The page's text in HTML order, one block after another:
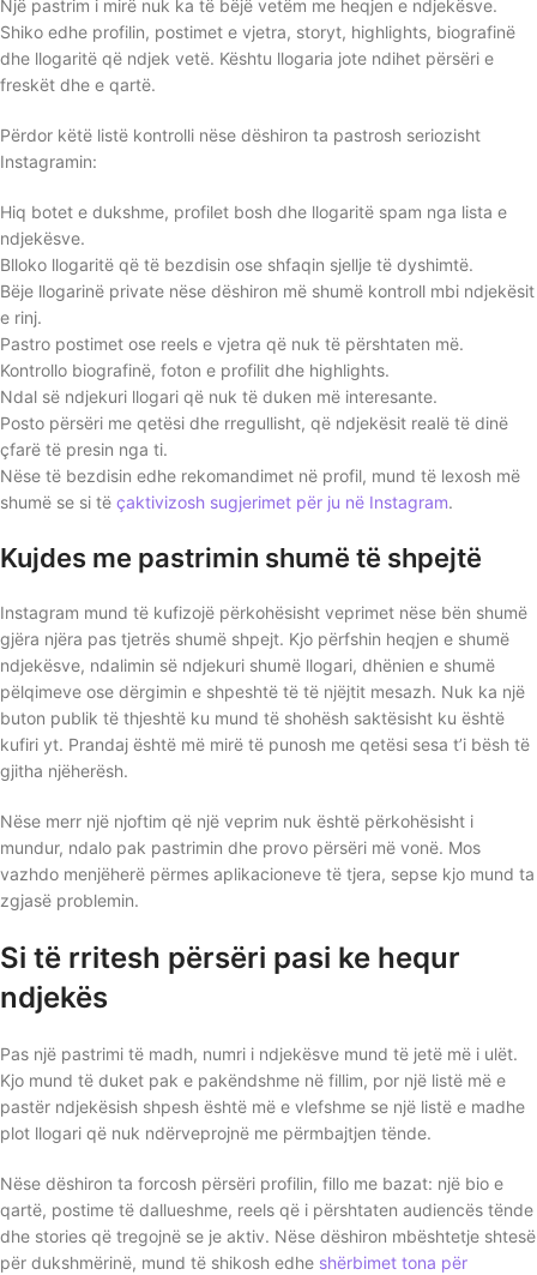
Një pastrim i mirë nuk ka të bëjë vetëm me heqjen e ndjekësve.
Shiko edhe profilin, postimet e vjetra, storyt, highlights, biografinë
dhe llogaritë që ndjek vetë. Kështu llogaria jote ndihet përsëri e
freskët dhe e qartë.
Përdor këtë listë kontrolli nëse dëshiron ta pastrosh seriozisht
Instagramin:
Hiq botet e dukshme, profilet bosh dhe llogaritë spam nga lista e
ndjekësve.
Blloko llogaritë që të bezdisin ose shfaqin sjellje të dyshimtë.
Bëje llogarinë private nëse dëshiron më shumë kontroll mbi ndjekësit
e rinj.
Pastro postimet ose reels e vjetra që nuk të përshtaten më.
Kontrollo biografinë, foton e profilit dhe highlights.
Ndal së ndjekuri llogari që nuk të duken më interesante.
Posto përsëri me qetësi dhe rregullisht, që ndjekësit realë të dinë
çfarë të presin nga ti.
Nëse të bezdisin edhe rekomandimet në profil, mund të lexosh më
shumë se si të çaktivizosh sugjerimet për ju në Instagram.
Kujdes me pastrimin shumë të shpejtë
Instagram mund të kufizojë përkohësisht veprimet nëse bën shumë
gjëra njëra pas tjetrës shumë shpejt. Kjo përfshin heqjen e shumë
ndjekësve, ndalimin së ndjekuri shumë llogari, dhënien e shumë
pëlqimeve ose dërgimin e shpeshtë të të njëjtit mesazh. Nuk ka një
buton publik të thjeshtë ku mund të shohësh saktësisht ku është
kufiri yt. Prandaj është më mirë të punosh me qetësi sesa t’i bësh të
gjitha njëherësh.
Nëse merr një njoftim që një veprim nuk është përkohësisht i
mundur, ndalo pak pastrimin dhe provo përsëri më vonë. Mos
vazhdo menjëherë përmes aplikacioneve të tjera, sepse kjo mund ta
zgjasë problemin.
Si të rritesh përsëri pasi ke hequr
ndjekës
Pas një pastrimi të madh, numri i ndjekësve mund të jetë më i ulët.
Kjo mund të duket pak e pakëndshme në fillim, por një listë më e
pastër ndjekësish shpesh është më e vlefshme se një listë e madhe
plot llogari që nuk ndërveprojnë me përmbajtjen tënde.
Nëse dëshiron ta forcosh përsëri profilin, fillo me bazat: një bio e
qartë, postime të dallueshme, reels që i përshtaten audiencës tënde
dhe stories që tregojnë se je aktiv. Nëse dëshiron mbështetje shtesë
për dukshmërinë, mund të shikosh edhe shërbimet tona për